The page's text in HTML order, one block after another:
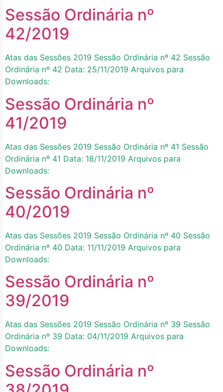
Sessão Ordinária nº
42/2019
Atas das Sessões 2019 Sessão Ordinária nº 42 Sessão
Ordinária nº 42 Data: 25/11/2019 Arquivos para
Downloads:
Sessão Ordinária nº
41/2019
Atas das Sessões 2019 Sessão Ordinária nº 41 Sessão
Ordinária nº 41 Data: 18/11/2019 Arquivos para
Downloads:
Sessão Ordinária nº
40/2019
Atas das Sessões 2019 Sessão Ordinária nº 40 Sessão
Ordinária nº 40 Data: 11/11/2019 Arquivos para
Downloads:
Sessão Ordinária nº
39/2019
Atas das Sessões 2019 Sessão Ordinária nº 39 Sessão
Ordinária nº 39 Data: 04/11/2019 Arquivos para
Downloads:
Sessão Ordinária nº